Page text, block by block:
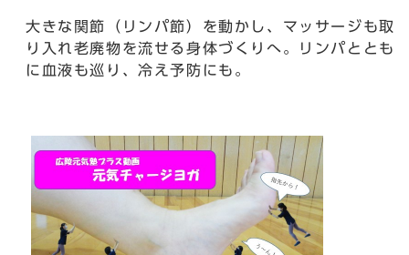
大きな関節（リンパ節）を動かし、マッサージも取
り入れ老廃物を流せる身体づくりへ。リンパととも
に血液も巡り、冷え予防にも。